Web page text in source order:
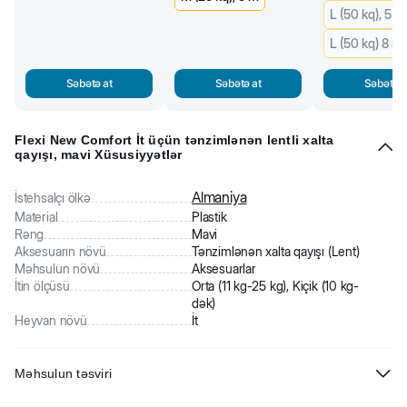
Səbətə at Səbətə at
L (50 kq), 5 m
L (50 kq) 8 m
Səbətə
Flexi New Comfort İt üçün tənzimlənən lentli xalta
qayışı, mavi Xüsusiyyətlər
İstehsalçı ölkə Almaniya
Material
Plastik
Rəng
Mavi
Aksesuarın növü
Tənzimlənən xalta qayışı (Lent)
Məhsulun növü
Aksesuarlar
İtin ölçüsü
Orta (11 kg-25 kg), Kiçik (10 kg-
dək)
Heyvan növü
İt
Məhsulun təsviri